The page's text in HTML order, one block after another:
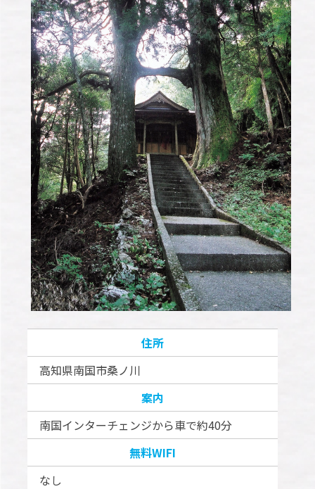
住所
高知県南国市桑ノ川
案内
南国インターチェンジから車で約40分
無料WIFI
なし